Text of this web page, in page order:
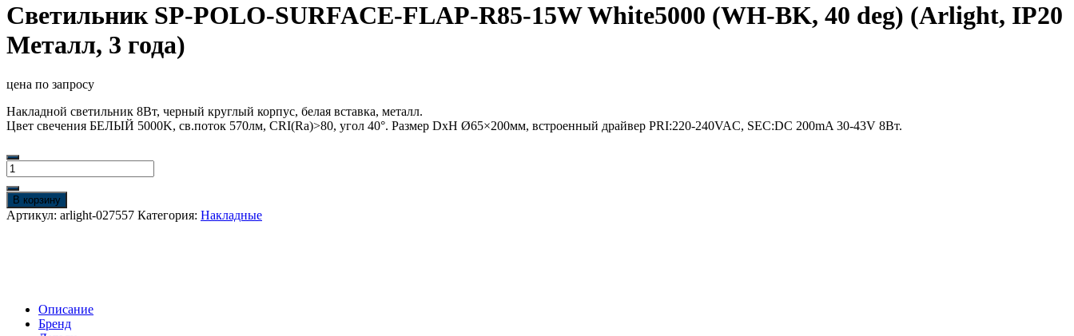
Светильник SP-POLO-SURFACE-FLAP-R85-15W White5000 (WH-BK, 40 deg) (Arlight, IP20
Металл, 3 года)
цена по запросу
Накладной светильник 8Вт, черный круглый корпус, белая вставка, металл.
Цвет свечения БЕЛЫЙ 5000K, св.поток 570лм, CRI(Ra)>80, угол 40°. Размер DxH Ø65×200мм, встроенный драйвер PRI:220-240VAC, SEC:DC 200mA 30-43V 8Вт.
Количество
товара
Светильник
SP-
POLO-
(WH-
BK,
В корзину
Артикул: arlight-027557 Категория: Накладные
Описание
Бренд